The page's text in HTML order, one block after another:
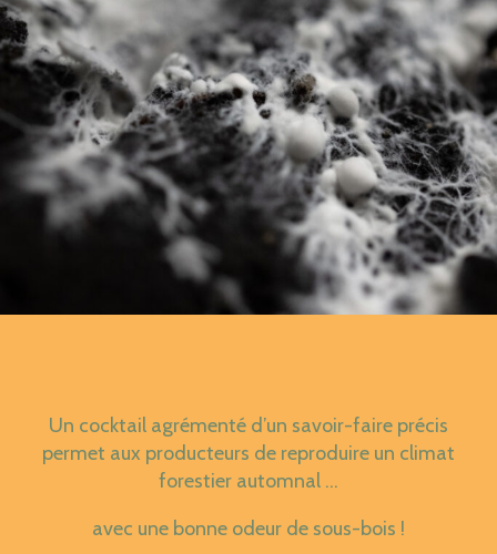
Un cocktail agrémenté d’un savoir-faire précis
permet aux producteurs de reproduire un climat
forestier automnal …
avec une bonne odeur de sous-bois !